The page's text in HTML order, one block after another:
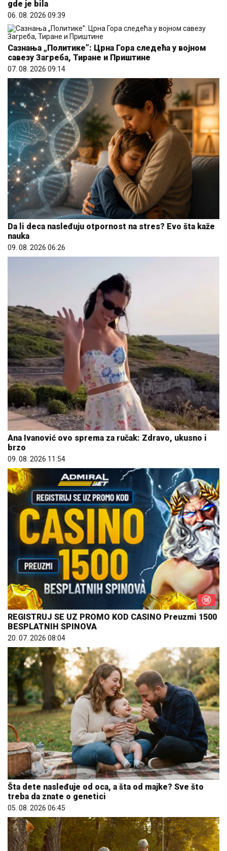
gde je bila
06. 08. 2026 09:39
Сазнања „Политике”: Црна Гора следећа у војном
савезу Загреба, Тиране и Приштине
07. 08. 2026 09:14
Da li deca nasleđuju otpornost na stres? Evo šta kaže
nauka
09. 08. 2026 06:26
Ana Ivanović ovo sprema za ručak: Zdravo, ukusno i
brzo
09. 08. 2026 11:54
REGISTRUJ SE UZ PROMO KOD CASINO Preuzmi 1500
BESPLATNIH SPINOVA
20. 07. 2026 08:04
Šta dete nasleđuje od oca, a šta od majke? Sve što
treba da znate o genetici
05. 08. 2026 06:45